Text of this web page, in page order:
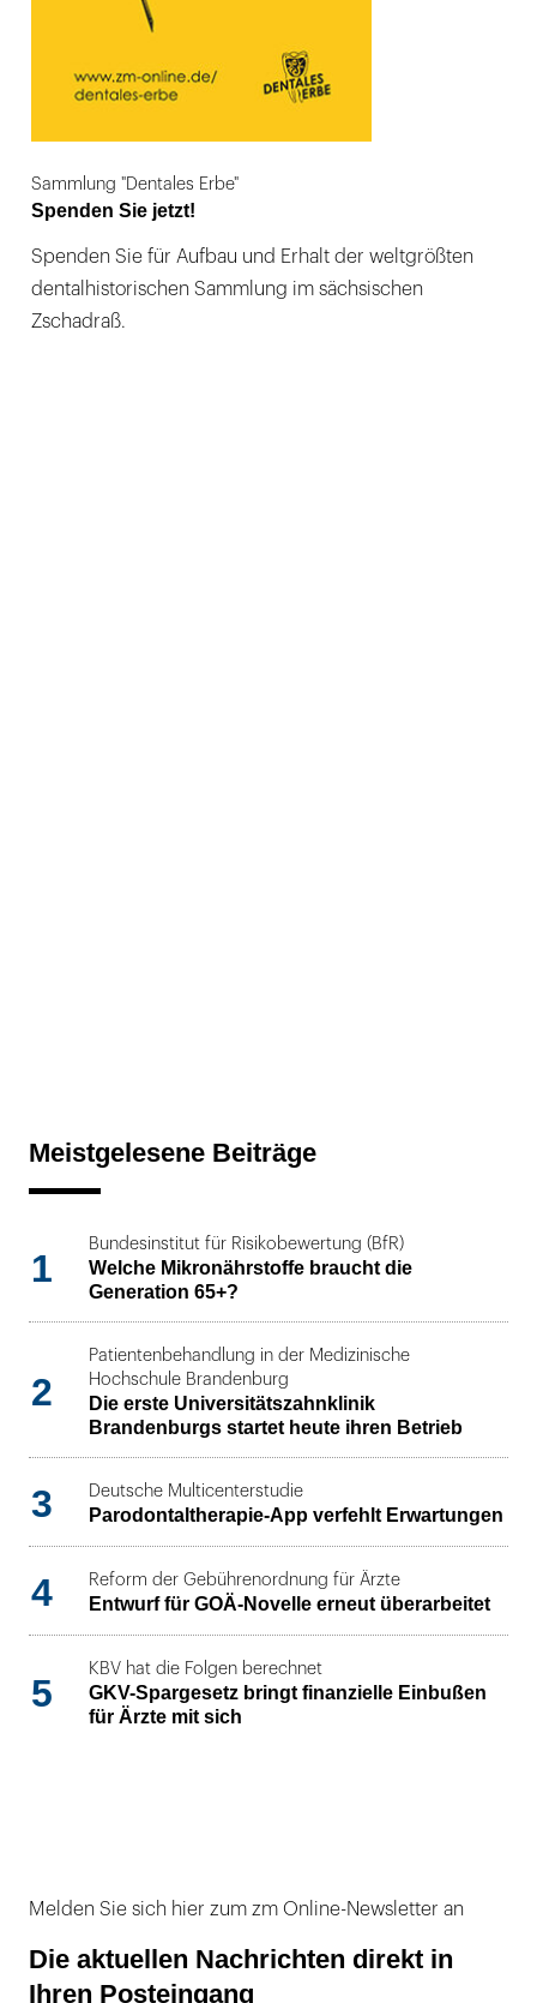
Sammlung "Dentales Erbe"
Spenden Sie jetzt!
Spenden Sie für Aufbau und Erhalt der weltgrößten
dentalhistorischen Sammlung im sächsischen
Zschadraß.
Meistgelesene Beiträge
1
Bundesinstitut für Risikobewertung (BfR)
Welche Mikronährstoffe braucht die
Generation 65+?
2
Patientenbehandlung in der Medizinische
Hochschule Brandenburg
Die erste Universitätszahnklinik
Brandenburgs startet heute ihren Betrieb
3 Deutsche Multicenterstudie
Parodontaltherapie-App verfehlt Erwartungen
4 Reform der Gebührenordnung für Ärzte
Entwurf für GOÄ-Novelle erneut überarbeitet
5
KBV hat die Folgen berechnet
GKV-Spargesetz bringt finanzielle Einbußen
für Ärzte mit sich
Melden Sie sich hier zum zm Online-Newsletter an
Die aktuellen Nachrichten direkt in
Ihren Posteingang